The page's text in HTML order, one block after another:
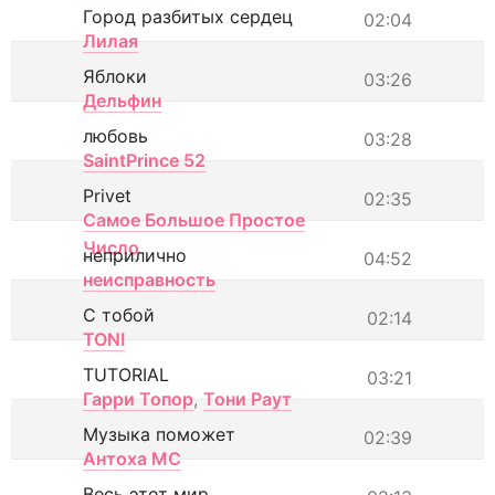
02:04
Город разбитых сердец
Лилая
03:26
Яблоки
Дельфин
03:28
любовь
SaintPrince 52
02:35
Privet
Самое Большое Простое
Число
04:52
неприлично
неисправность
02:14
С тобой
TONI
03:21
TUTORIAL
Гарри Топор, Тони Раут
02:39
Музыка поможет
Антоха МС